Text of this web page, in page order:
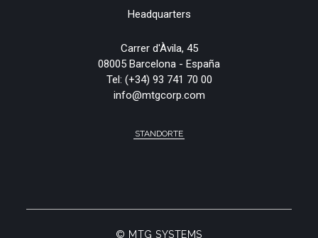
Headquarters
Carrer d'Àvila, 45
08005 Barcelona - España
Tel: (+34) 93 741 70 00
info@mtgcorp.com
STANDORTE
© MTG SYSTEMS